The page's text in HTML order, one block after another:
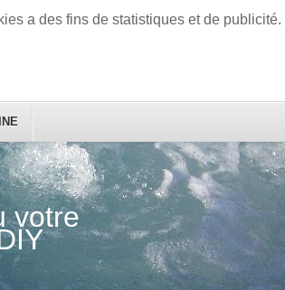
a des fins de statistiques et de publicité.
votre